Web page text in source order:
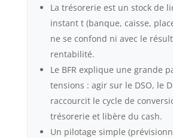
La trésorerie est un stock de
instant t (banque, caisse,
ne se confond ni avec le
rentabilité.
Le BFR explique une grande
tensions : agir sur le DSO, le
raccourcit le cycle de
trésorerie et libère du cash.
Un pilotage simple